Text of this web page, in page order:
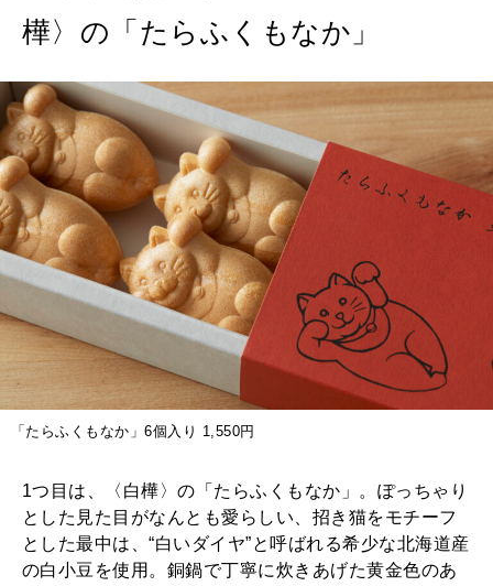
樺〉の「たらふくもなか」
「たらふくもなか」6個入り 1,550円
1つ目は、〈白樺〉の「たらふくもなか」。ぽっちゃり
とした見た目がなんとも愛らしい、招き猫をモチーフ
とした最中は、“白いダイヤ”と呼ばれる希少な北海道産
の白小豆を使用。銅鍋で丁寧に炊きあげた黄金色のあ